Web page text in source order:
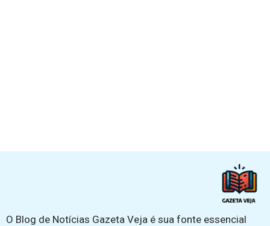
O Blog de Notícias Gazeta Veja é sua fonte essencial